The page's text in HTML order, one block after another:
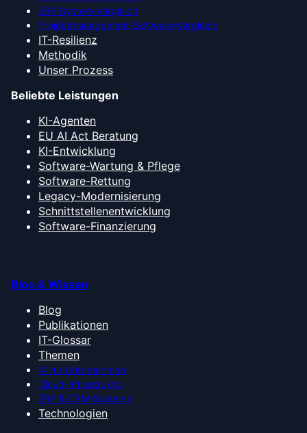
ERP-System-Vergleich
Projektmanagement-Software-Vergleich
IT-Resilienz
Methodik
Unser Prozess
Beliebte Leistungen
KI-Agenten
EU AI Act Beratung
KI-Entwicklung
Software-Wartung & Pflege
Software-Rettung
Legacy-Modernisierung
Schnittstellenentwicklung
Software-Finanzierung
Blog & Wissen
Blog
Publikationen
IT-Glossar
Themen
KI für Unternehmen
Cloud-Infrastruktur
ERP & CRM-Systeme
Technologien